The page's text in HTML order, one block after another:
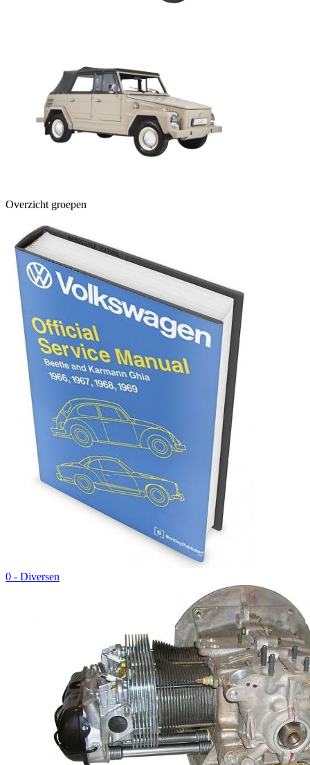
Overzicht groepen
0 - Diversen